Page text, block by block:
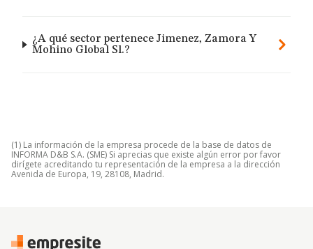
¿A qué sector pertenece Jimenez, Zamora Y
Mohino Global Sl.?
(1) La información de la empresa procede de la base de datos de
INFORMA D&B S.A. (SME) Si aprecias que existe algún error por favor
dirígete acreditando tu representación de la empresa a la dirección
Avenida de Europa, 19, 28108, Madrid.